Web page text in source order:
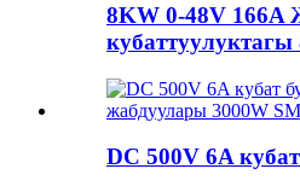
8KW 0-48V 166A
кубаттуулуктагы
DC 500V 6A